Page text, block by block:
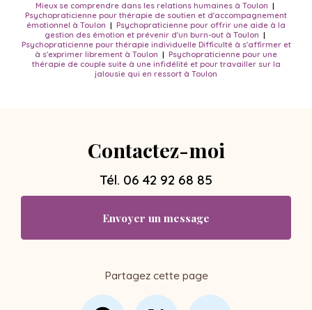
Mieux se comprendre dans les relations humaines à Toulon |
Psychopraticienne pour thérapie de soutien et d'accompagnement
émotionnel à Toulon | Psychopraticienne pour offrir une aide à la
gestion des émotion et prévenir d'un burn-out à Toulon |
Psychopraticienne pour thérapie individuelle Difficulté à s'affirmer et
à s'exprimer librement à Toulon | Psychopraticienne pour une
thérapie de couple suite à une infidélité et pour travailler sur la
jalousie qui en ressort à Toulon
Contactez-moi
Tél. 06 42 92 68 85
Envoyer un message
Partagez cette page
Facebook